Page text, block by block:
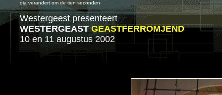
dia verandert om de tien seconden
Westergeest presenteert
WESTERGEAST GEASTFERROMJEND
10 en 11 augustus 2002